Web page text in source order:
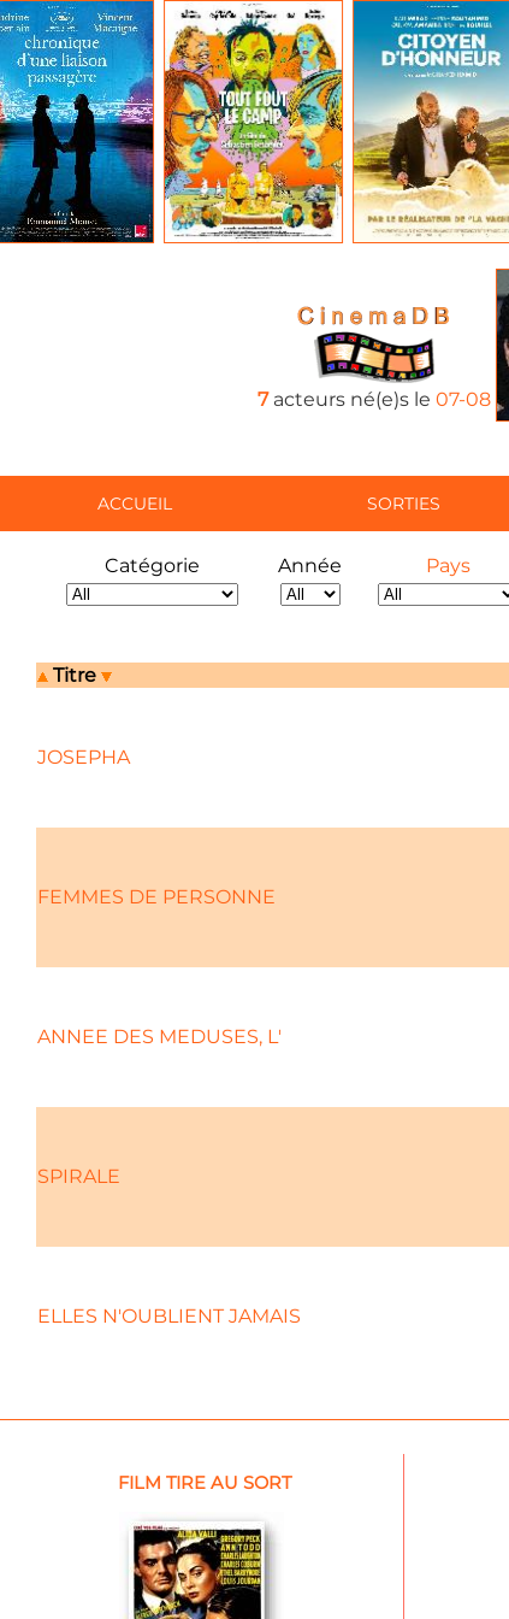
7acteurs né(e)s le 07-08
ACCUEIL SORTIES
Catégorie Année Pays
Titre
JOSEPHA
FEMMES DE PERSONNE
ANNEE DES MEDUSES, L'
SPIRALE
ELLES N'OUBLIENT JAMAIS
FILM TIRE AU SORT